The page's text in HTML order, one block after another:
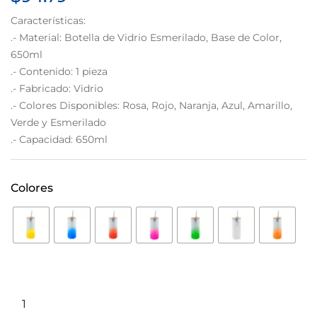
Características:
.- Material: Botella de Vidrio Esmerilado, Base de Color,
650ml
.- Contenido: 1 pieza
.- Fabricado: Vidrio
.- Colores Disponibles: Rosa, Rojo, Naranja, Azul, Amarillo,
Verde y Esmerilado
.- Capacidad: 650ml
Colores